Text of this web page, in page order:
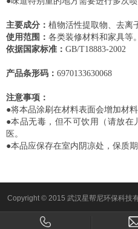
主要成分： 植物活性提取物、 去离
使用范围： 各类装修材料和家具等。
依据国家标准： GB/T18883-2002
产品条形码： 6970133630068
注意事项：
●将本品涂刷在材料表面会增加材
●本品无毒，但不可饮用（请放在
医。
●本品应保存在室内阴凉处 ， 保质期
Copyright © 2015 武汉星帮尼环保科技